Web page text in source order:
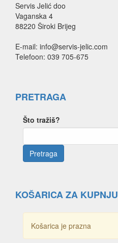
Servis Jelić doo
Vaganska 4
88220 Široki Brijeg
E-mail: info@servis-jelic.com
Telefoon: 039 705-675
PRETRAGA
Što tražiš?
KOŠARICA ZA KUPNJU
Košarica je prazna